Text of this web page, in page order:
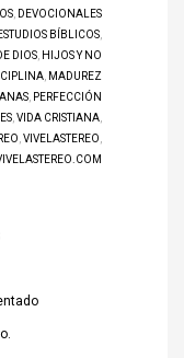
DEVOCIONALES
ESTUDIOS BÍBLICOS
DIOS HIJOS Y NO
MADUREZ
PERFECCIÓN
VIDA CRISTIANA
VIVELASTEREO